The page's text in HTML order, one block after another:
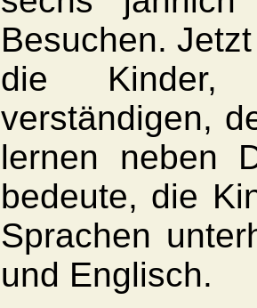
Besuchen.
die Kinder,
verständigen,
lernen neben
bedeute, die
Sprachen
und Englisch.